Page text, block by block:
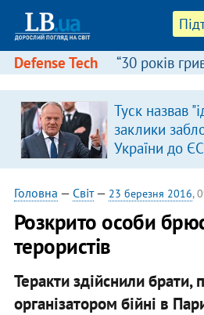
Defense Tech “30 років
Туск назвав
заклики
України до
припинити
риторику
Головна — Світ— 23 березня 2016,
Розкрито особи
терористів
Теракти здійснили брати,
організатором бійні в